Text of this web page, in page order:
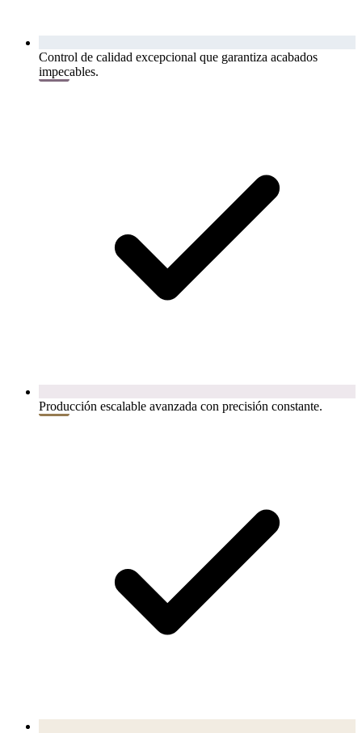
Control de calidad excepcional que garantiza acabados
impecables.
Producción escalable avanzada con precisión constante.